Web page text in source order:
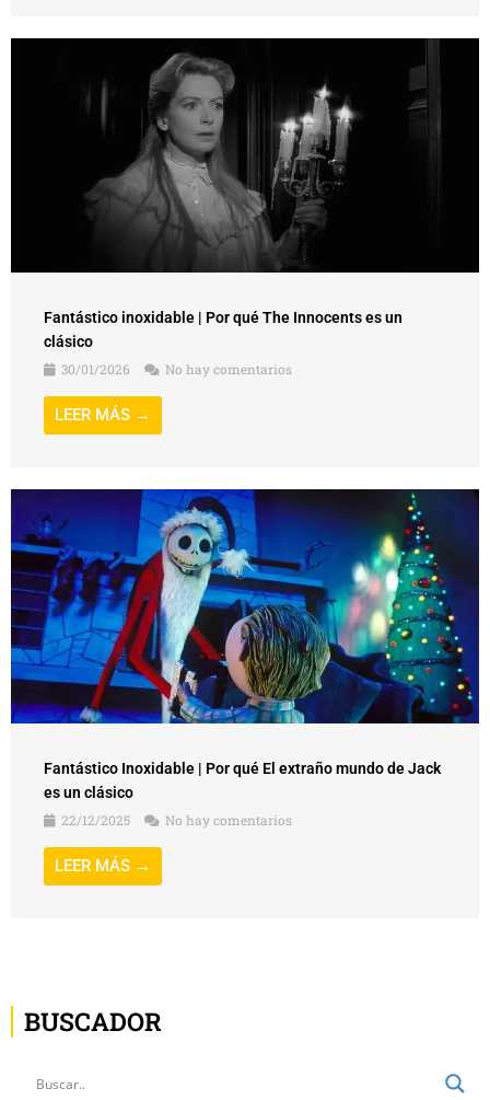
Fantástico inoxidable | Por qué The Innocents es un
clásico
30/01/2026
No hay comentarios
LEER MÁS →
Fantástico Inoxidable | Por qué El extraño mundo de Jack
es un clásico
22/12/2025
No hay comentarios
LEER MÁS →
BUSCADOR